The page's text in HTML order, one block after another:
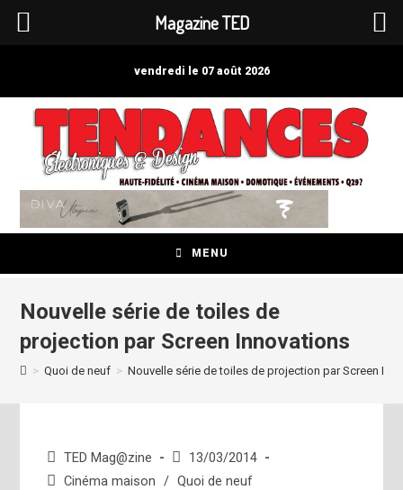
vendredi le 07 août 2026
MENU
Nouvelle série de toiles de
projection par Screen Innovations
> Quoi de neuf > Nouvelle série de toiles de projection par Screen
Auteur/autrice
de
TED Mag@zine
Publication
publiée :
13/03/2014
PostCinéma maison / Quoi de neuf
Magazine TED